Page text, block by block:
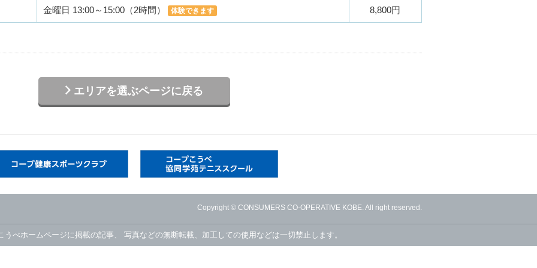
金曜日 13:00～15:00（2時間） 体験できます 8,800円
エリアを選ぶページに戻る
Copyright © CONSUMERS CO-OPERATIVE KOBE. All right reserved.
べホームページに掲載の記事、 写真などの無断転載、加工しての使用などは一切禁止します。